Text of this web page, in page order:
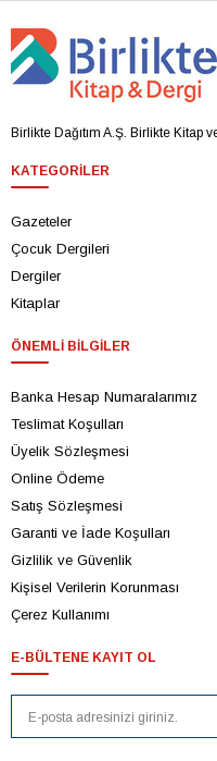
Birlikte Dağıtım A.Ş. Birlikte Kitap
KATEGORILER
Gazeteler
Çocuk Dergileri
Dergiler
Kitaplar
ÖNEMLI BILGILER
Banka Hesap Numaralarımız
Teslimat Koşulları
Üyelik Sözleşmesi
Online Ödeme
Satış Sözleşmesi
Garanti ve İade Koşulları
Gizlilik ve Güvenlik
Kişisel Verilerin Korunması
Çerez Kullanımı
E-BÜLTENE KAYIT OL